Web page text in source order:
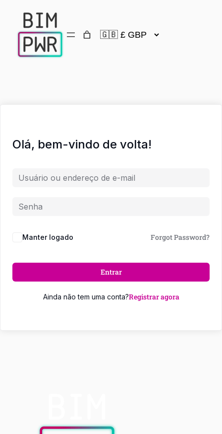
Olá, bem-vindo de volta!
Manter logado Forgot Password?
Entrar
Ainda não tem uma conta?Registrar agora